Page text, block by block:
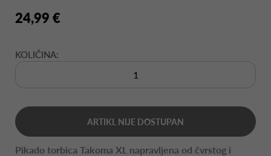
24,99 €
KOLIČINA:
ARTIKL NIJE DOSTUPAN
Pikado torbica Takoma XL napravljena od čvrstog i